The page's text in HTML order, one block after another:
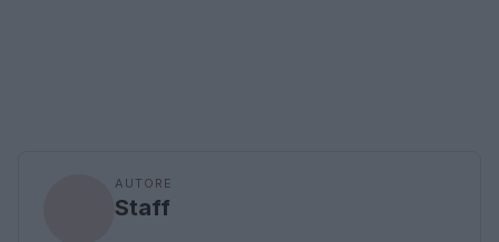
AUTORE
Staff